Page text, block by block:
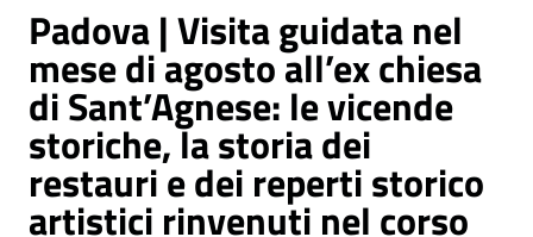
Padova | Visita guidata nel
mese di agosto all’ex chiesa
di Sant’Agnese: le vicende
storiche, la storia dei
restauri e dei reperti storico
artistici rinvenuti nel corso